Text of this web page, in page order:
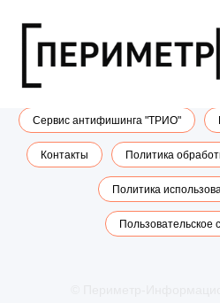
Сервис антифишинга "ТРИО"
Контакты Политика
Политика
Пользовательское